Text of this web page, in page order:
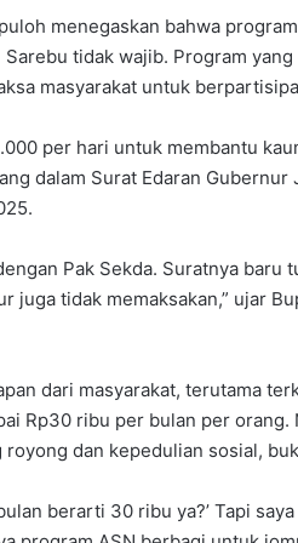
menegaskan bahwa
tidak wajib. Program
masyarakat untuk
per hari untuk membantu
dalam Surat Edaran Gubernur
Pak Sekda. Suratnya baru
juga tidak memaksakan,” ujar
dari masyarakat, terutama
Rp30 ribu per bulan per orang.
dan kepedulian sosial,
berarti 30 ribu ya?’ Tapi